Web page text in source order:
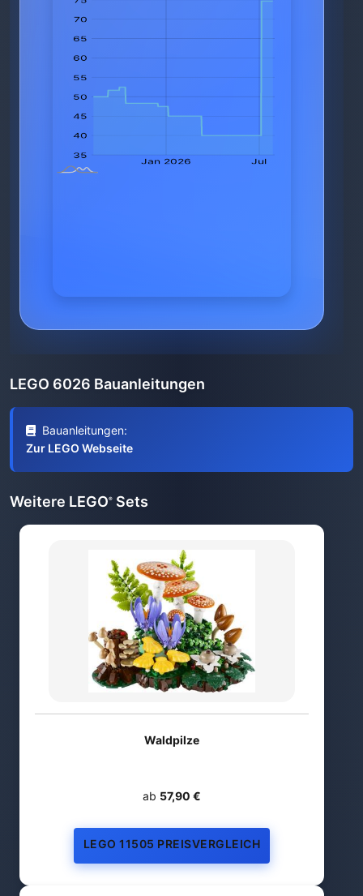
LEGO 6026 Bauanleitungen
Bauanleitungen:
Zur LEGO Webseite
Weitere LEGO® Sets
Waldpilze
ab 57,90 €
LEGO 11505 PREISVERGLEICH